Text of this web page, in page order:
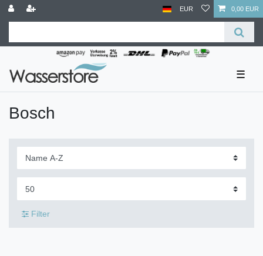
EUR 0,00 EUR
☰
Bosch
Filter